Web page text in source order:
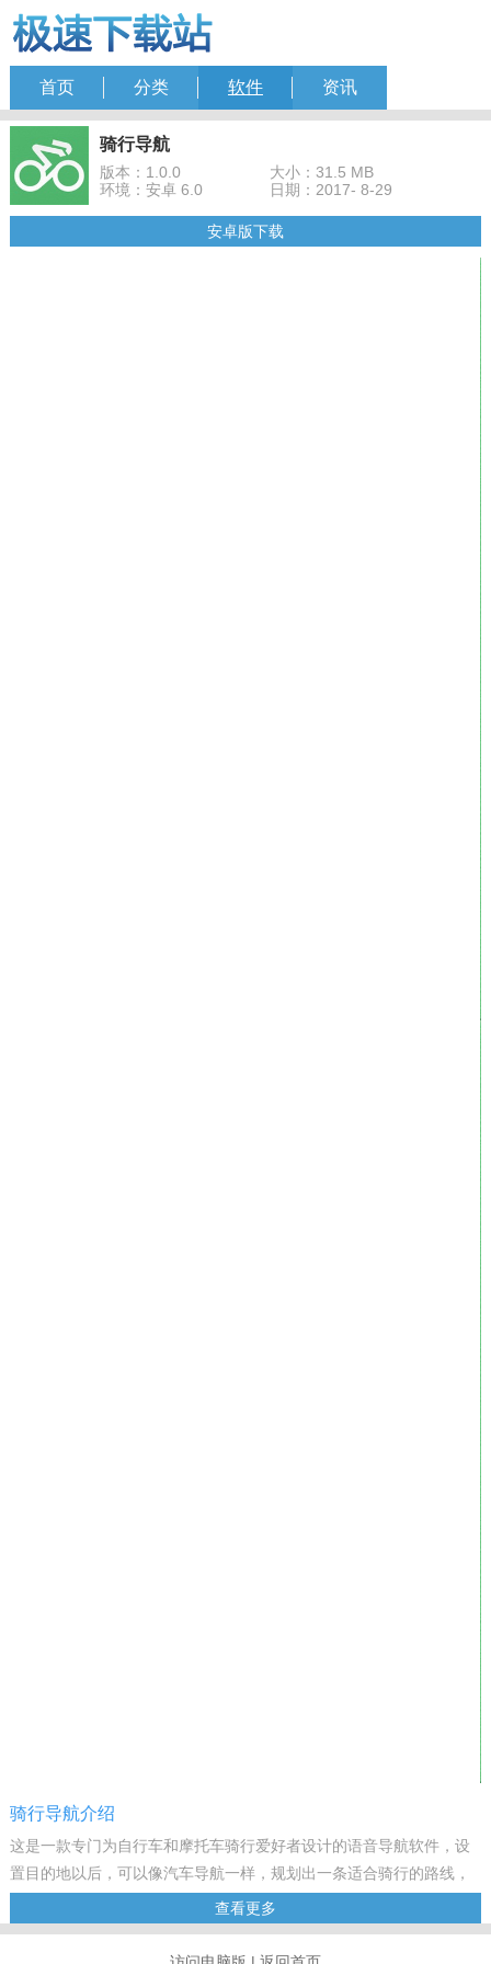
首页 分类 软件 资讯
骑行导航
版本：1.0.0
大小：31.5 MB
环境：安卓 6.0
日期：2017- 8-29
安卓版下载
骑行导航介绍
这是一款专门为自行车和摩托车骑行爱好者设计的语音导航软件，设
置目的地以后，可以像汽车导航一样，规划出一条适合骑行的路线，
并伴有语音引导，帮您找到目的地。
特色功能
1.支持关键字搜索设置目的地。
查看更多